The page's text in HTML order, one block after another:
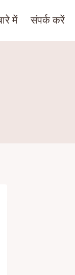
में संपर्क करें